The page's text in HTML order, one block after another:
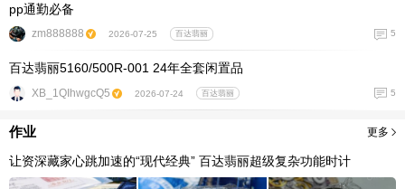
pp通勤必备
zm888888 2026-07-25 百达翡丽 5
百达翡丽5160/500R-001 24年全套闲置品
XB_1QIhwgcQ5 2026-07-24 百达翡丽 5
作业 更多
让资深藏家心跳加速的“现代经典” 百达翡丽超级复杂功能时计